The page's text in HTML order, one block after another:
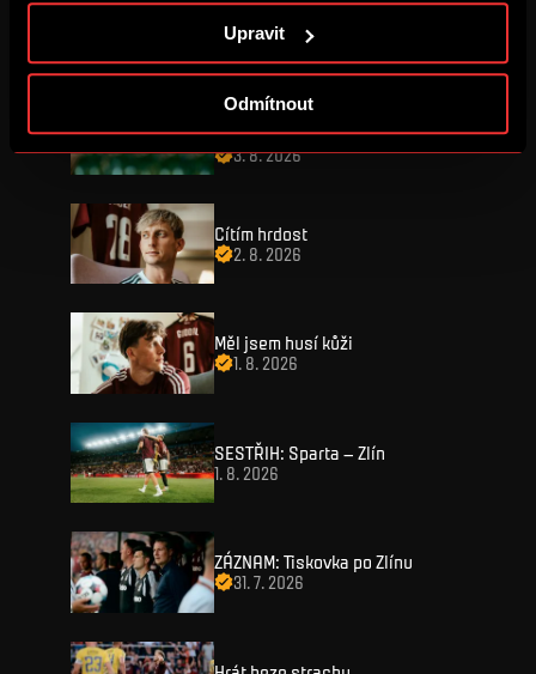
Upravit
Odmítnout
3. 8. 2026
ZÁZNAM: Tiskovka před
Olympiquem
3. 8. 2026
Cítím hrdost
2. 8. 2026
Měl jsem husí kůži
1. 8. 2026
SESTŘIH: Sparta – Zlín
1. 8. 2026
ZÁZNAM: Tiskovka po Zlínu
31. 7. 2026
VSTUPENKY
Permanentky
VIP vstupenky
Handicapovaní fanoušci
Prohlídky stadionu
Sparta UNLIMITED.
Sparta Junior Club
Aplikace Sparta.
Soutěže
FANSHOP
NOVINKY
ZÁPASY